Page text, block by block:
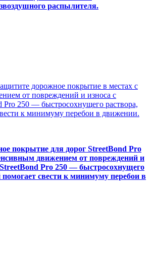
распылителя.
дорожное покрытие в местах с
от повреждений и износа с
250 — быстросохнущего раствора,
к минимуму перебои в движении.
покрытие для дорог StreetBond Pro
движением от повреждений и
Pro 250 — быстросохнущего
свести к минимуму перебои в